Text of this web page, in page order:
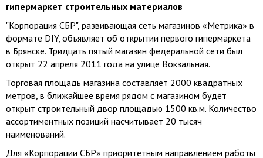
гипермаркет строительных материалов
"Корпорация СБР", развивающая сеть магазинов «Метрика» в
формате DIY, объявляет об открытии первого гипермаркета
в Брянске. Тридцать пятый магазин федеральной сети был
открыт 22 апреля 2011 года на улице Вокзальная.
Торговая площадь магазина составляет 2000 квадратных
метров, в ближайшее время рядом с магазином будет
открыт строительный двор площадью 1500 кв.м. Количество
ассортиментных позиций насчитывает 20 тысяч
наименований.
Для «Корпорации СБР» приоритетным направлением работы